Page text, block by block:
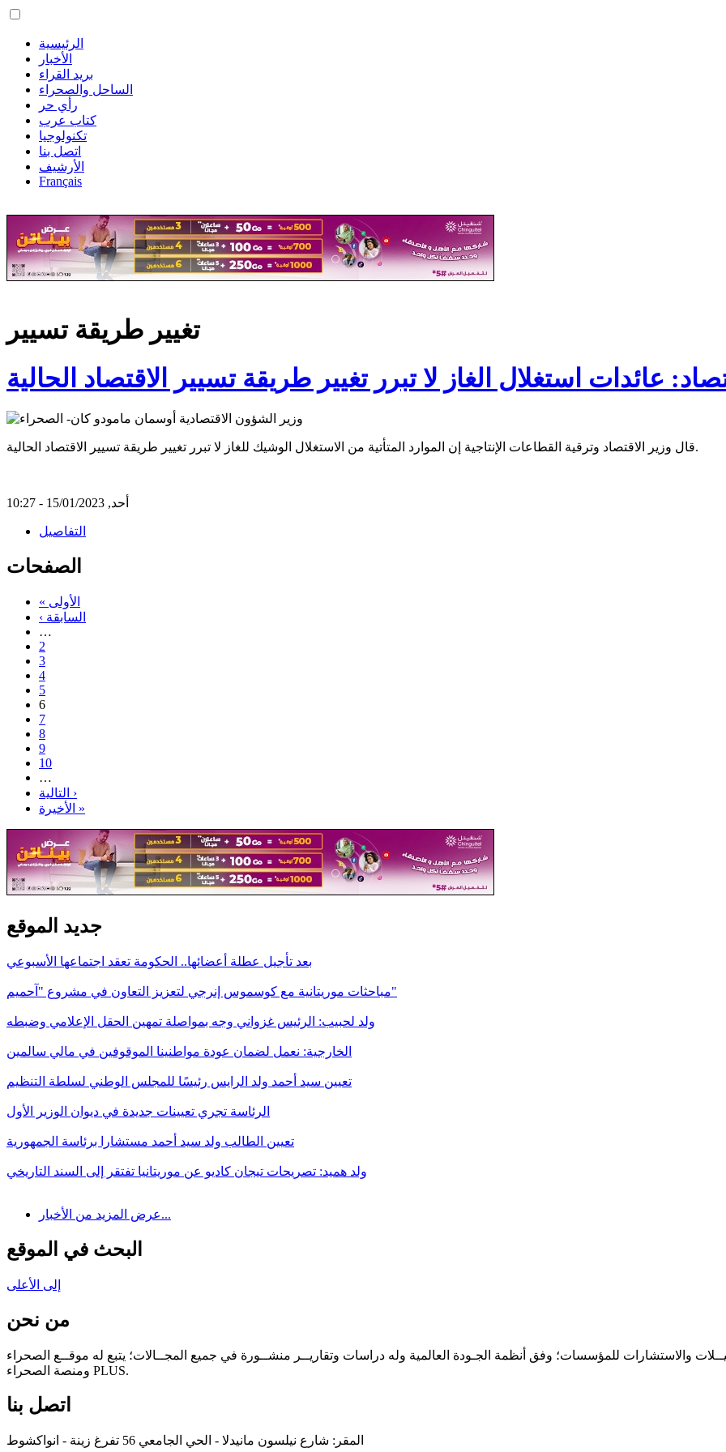
الرئيسية
الأخبار
بريد القراء
الساحل والصحراء
رأي حر
كتاب عرب
تكنولوجيا
اتصل بنا
الأرشيف
Français
تغيير طريقة تسيير
عائدات استغلال الغاز لا تبرر تغيير طريقة تسيير الاقتصاد الحالية
قال وزير الاقتصاد وترقية القطاعات الإنتاجية إن الموارد المتأتية من الاستغلال الوشيك للغاز لا تبرر تغيير طريقة تسيير الاقتصاد الحالية.
أحد, 15/01/2023 - 10:27
التفاصيل
الصفحات
« الأولى
‹ السابقة
…
2
3
4
5
6
7
8
9
10
…
التالية ›
الأخيرة »
جديد الموقع
بعد تأجيل عطلة أعضائها.. الحكومة تعقد اجتماعها الأسبوعي
مباحثات موريتانية مع كوسموس إنرجي لتعزيز التعاون في مشروع "آحميم"
ولد لحبيب: الرئيس غزواني وجه بمواصلة تمهين الحقل الإعلامي وضبطه
الخارجية: نعمل لضمان عودة مواطنينا الموقوفين في مالي سالمين
تعيين سيد أحمد ولد الرايس رئيسًا للمجلس الوطني لسلطة التنظيم
الرئاسة تجري تعيينات جديدة في ديوان الوزير الأول
تعيين الطالب ولد سيد أحمد مستشارا برئاسة الجمهورية
ولد هميد: تصريحات تيجان كاديو عن موريتانيا تفتقر إلى السند التاريخي
عرض المزيد من الأخبار...
البحث في الموقع
إلى الأعلى
من نحن
والاستشارات للمؤسسات؛ وفق أنظمة الجـودة العالمية وله دراسات وتقاريــر منشــورة في جميع المجــالات؛ يتبع له موقــع الصحراء
ومنصة الصحراء PLUS.
اتصل بنا